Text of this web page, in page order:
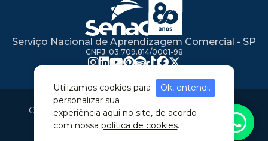
Serviço Nacional de Aprendizagem Comercial - SP
CNPJ: 03.709.814/0001-98
Copyright © 2020. Todos os direitos reservados
Ok, entendi.
Utilizamos cookies para
personalizar sua
experiência aqui no site, de acordo
com nossa política de cookies.